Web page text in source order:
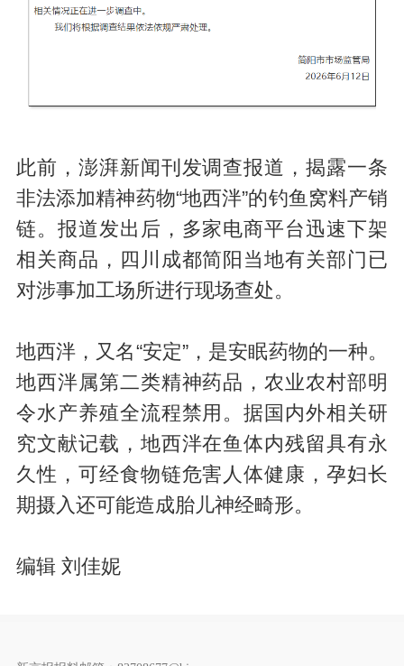
此前，澎湃新闻刊发调查报道，揭露一条
非法添加精神药物“地西泮”的钓鱼窝料产销
链。报道发出后，多家电商平台迅速下架
相关商品，四川成都简阳当地有关部门已
对涉事加工场所进行现场查处。
地西泮，又名“安定”，是安眠药物的一种。
地西泮属第二类精神药品，农业农村部明
令水产养殖全流程禁用。据国内外相关研
究文献记载，地西泮在鱼体内残留具有永
久性，可经食物链危害人体健康，孕妇长
期摄入还可能造成胎儿神经畸形。
编辑 刘佳妮